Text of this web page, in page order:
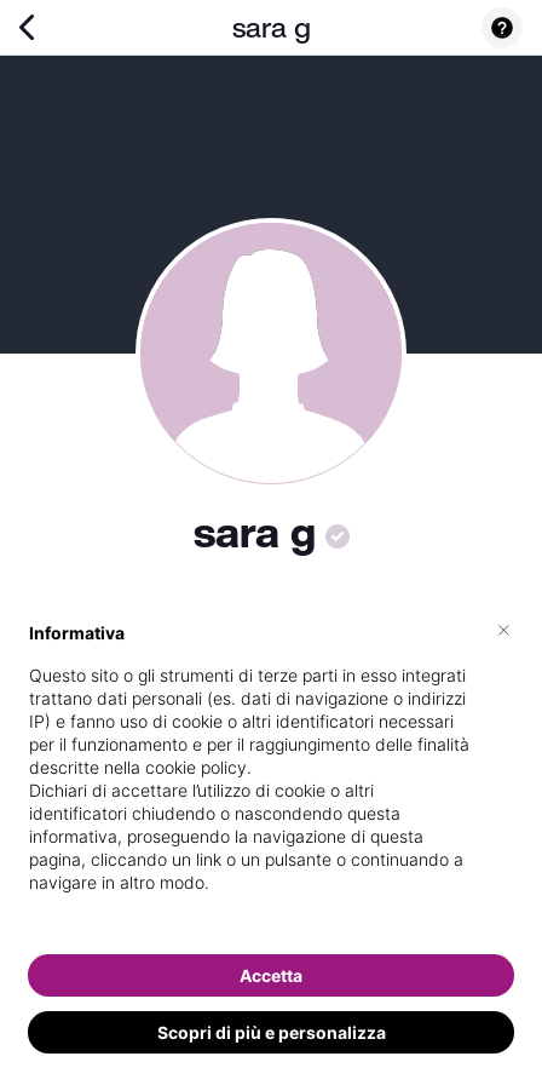
sara g
sara g
Specializzata inMassaggi del
benessere
Vedi le informazioni di sara
Informativa
Questo sito o gli strumenti di terze parti in esso integrati
trattano dati personali (es. dati di navigazione o indirizzi
IP) e fanno uso di cookie o altri identificatori necessari
per il funzionamento e per il raggiungimento delle finalità
descritte nella cookie policy.
Dichiari di accettare l’utilizzo di cookie o altri
identificatori chiudendo o nascondendo questa
informativa, proseguendo la navigazione di questa
pagina, cliccando un link o un pulsante o continuando a
navigare in altro modo.
Scopri di più e personalizza
Accetta
×